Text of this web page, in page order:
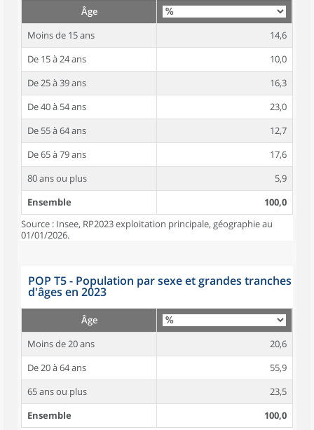
Âge
Moins de 15 ans
14,6
De 15 à 24 ans
10,0
De 25 à 39 ans
16,3
De 40 à 54 ans
23,0
De 55 à 64 ans
12,7
De 65 à 79 ans
17,6
80 ans ou plus
5,9
Ensemble
100,0
Source : Insee, RP2023 exploitation principale, géographie au
01/01/2026.
POP T5 - Population par sexe et grandes tranches
d'âges en 2023
Âge
Moins de 20 ans
20,6
De 20 à 64 ans
55,9
65 ans ou plus
23,5
Ensemble
100,0